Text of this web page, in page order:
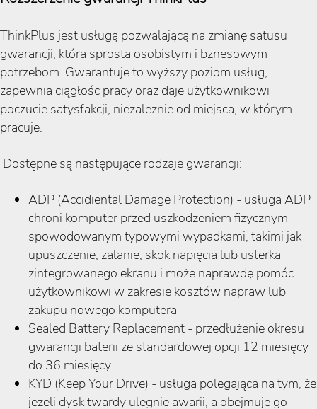
ThinkPlus jest usługą pozwalającą na zmianę satusu
gwarancji, która sprosta osobistym i bznesowym
potrzebom. Gwarantuje to wyższy poziom usług,
zapewnia ciągłośc pracy oraz daje użytkownikowi
poczucie satysfakcji, niezależnie od miejsca, w którym
pracuje.
Dostępne są następujące rodzaje gwarancji:
ADP (Accidiental Damage Protection) - usługa ADP
chroni komputer przed uszkodzeniem fizycznym
spowodowanym typowymi wypadkami, takimi jak
upuszczenie, zalanie, skok napięcia lub usterka
zintegrowanego ekranu i może naprawdę pomóc
użytkownikowi w zakresie kosztów napraw lub
zakupu nowego komputera
Sealed Battery Replacement - przedłużenie okresu
gwarancji baterii ze standardowej opcji 12 miesięcy
do 36 miesięcy
KYD (Keep Your Drive) - usługa polegająca na tym, że
jeżeli dysk twardy ulegnie awarii, a obejmuje go